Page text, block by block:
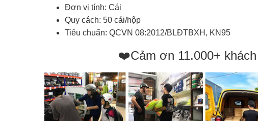
Đơn vị tính: Cái
Quy cách: 50 cái/hộp
Tiêu chuẩn: QCVN 08:2012/BLĐTBXH, KN95
❤️Cảm ơn 11.000+